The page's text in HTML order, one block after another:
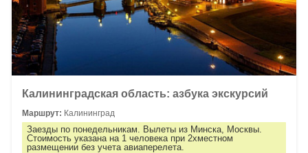
Калининградская область: азбука экскурсий
Маршрут: Калининград
Заезды по понедельникам. Вылеты из Минска, Москвы.
Стоимость указана на 1 человека при 2хместном
размещении без учета авиаперелета.